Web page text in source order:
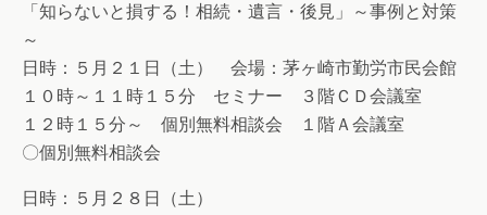
「知らないと損する！相続・遺言・後見」～事例と対策
～
日時：５月２１日（土） 会場：茅ヶ崎市勤労市民会館
１０時～１１時１５分 セミナー ３階ＣＤ会議室
１２時１５分～ 個別無料相談会 １階Ａ会議室
〇個別無料相談会
日時：５月２８日（土）